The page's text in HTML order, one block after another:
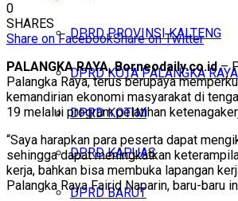
DPRD PROVINSI KALTENG
DPRD KOTA PALANGKA RAYA
DPRD KOTIM
DPRD KAPUAS
DPRD BARUT
0
SHARES
Share on FacebookShare on Twitter
PALANGKA RAYA, Borneodaily.co.id–
Palangka Raya, terus berupaya
kemandirian ekonomi masyarakat di
19 melalui program pelatihan
“Saya harapkan para peserta dapat
sehingga dapat meningkatkan
kerja, bahkan bisa membuka lapangan
Palangka Raya Fairid Naparin, baru-baru